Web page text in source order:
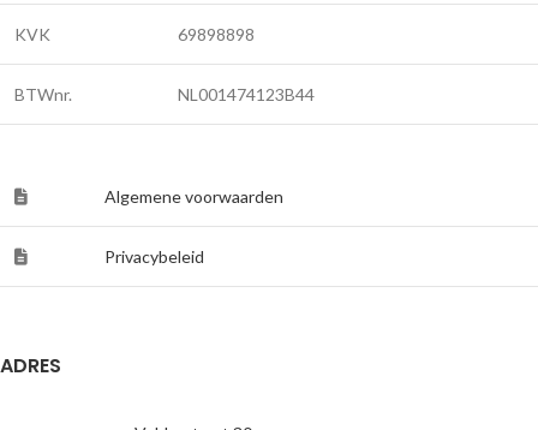
KVK 69898898
BTWnr. NL001474123B44
Algemene voorwaarden
Privacybeleid
ADRES